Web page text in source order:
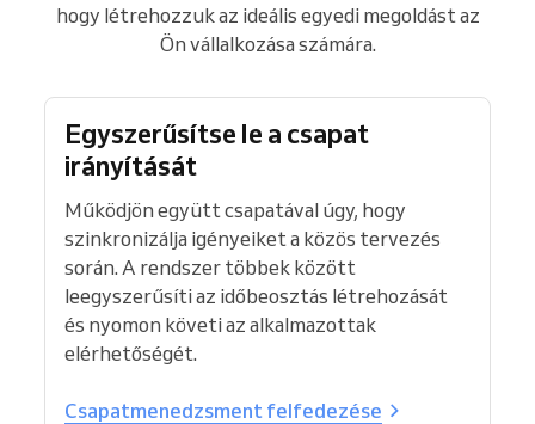
hogy létrehozzuk az ideális egyedi megoldást az
Ön vállalkozása számára.
Egyszerűsítse le a csapat
irányítását
Működjön együtt csapatával úgy, hogy
szinkronizálja igényeiket a közös tervezés
során. A rendszer többek között
leegyszerűsíti az időbeosztás létrehozását
és nyomon követi az alkalmazottak
elérhetőségét.
Csapatmenedzsment felfedezése